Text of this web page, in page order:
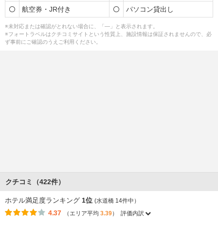
航空券・JR付き パソコン貸出し
※未対応または確認がとれない場合に、「―」と表示されます。
※フォートラベルはクチコミサイトという性質上、施設情報は保証されませんので、必
ず事前にご確認のうえご利用ください。
クチコミ（422件）
ホテル満足度ランキング 1位 (水道橋 14件中）
4.37 （エリア平均 3.39） 評価内訳